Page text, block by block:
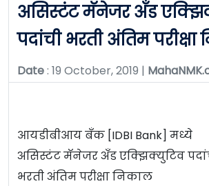
असिस्टंट मॅनेजर अँड
पदांची भरती अंतिम परीक्षा
Date: 19 October, 2019 |
आयडीबीआय बँक [IDBI Bank] मध्ये
असिस्टंट मॅनेजर अँड एक्झिक्युटिव
भरती अंतिम परीक्षा निकाल